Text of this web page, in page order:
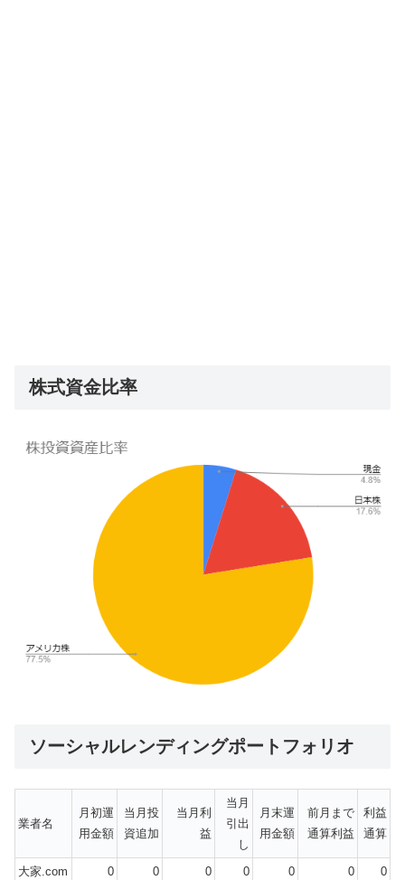
株式資金比率
ソーシャルレンディングポートフォリオ
業者名
月初運
用金額
当月投
資追加
当月利
益
当月
引出
し
月末運
用金額
前月まで
通算利益
利益
通算
大家.com 0 0 0 0 0 0 0